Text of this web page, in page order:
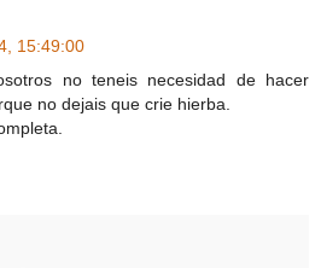
15:49:00
no teneis necesidad de hacer
no dejais que crie hierba.